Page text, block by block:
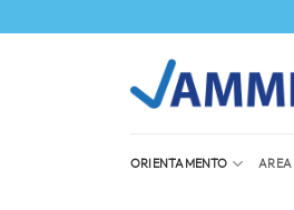
ORIENTAMENTO